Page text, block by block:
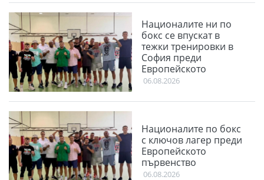
Националите ни по
бокс се впускат в
тежки тренировки в
София преди
Европейското
06.08.2026
Националите по бокс
с ключов лагер преди
Европейското
първенство
06.08.2026